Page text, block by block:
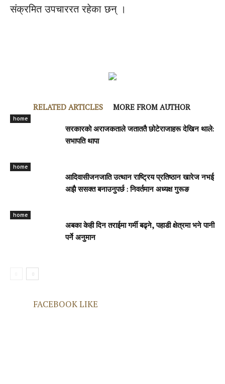
संक्रमित उपचाररत रहेका छन् ।
RELATED ARTICLES MORE FROM AUTHOR
home
सरकारको अराजकताले जताततै छोटेराजाहरू देखिन थाले:
सभापति थापा
home
आदिवासीजनजाति उत्थान राष्ट्रिय प्रतिष्ठान खारेज नभई
अझै ससक्त बनाउनुपर्छ : निवर्तमान अध्यक्ष गुरूङ
home
अबका केही दिन तराईमा गर्मी बढ्ने, पहाडी क्षेत्रमा भने पानी
पर्ने अनुमान
FACEBOOK LIKE